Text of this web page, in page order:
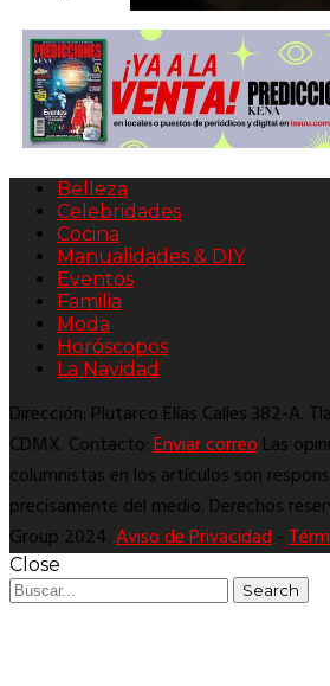
Belleza
Celebridades
Cocina
Manualidades & DIY
Eventos
Familia
Moda
Horóscopos
La Navidad
Dirección: Plutarco Elías Calles 382-A.
CDMX. Contacto:Enviar correoLas
columnistas en los artículos son
precisamente del medio. Derechos
Group 2024.Aviso de Privacidad-
Close